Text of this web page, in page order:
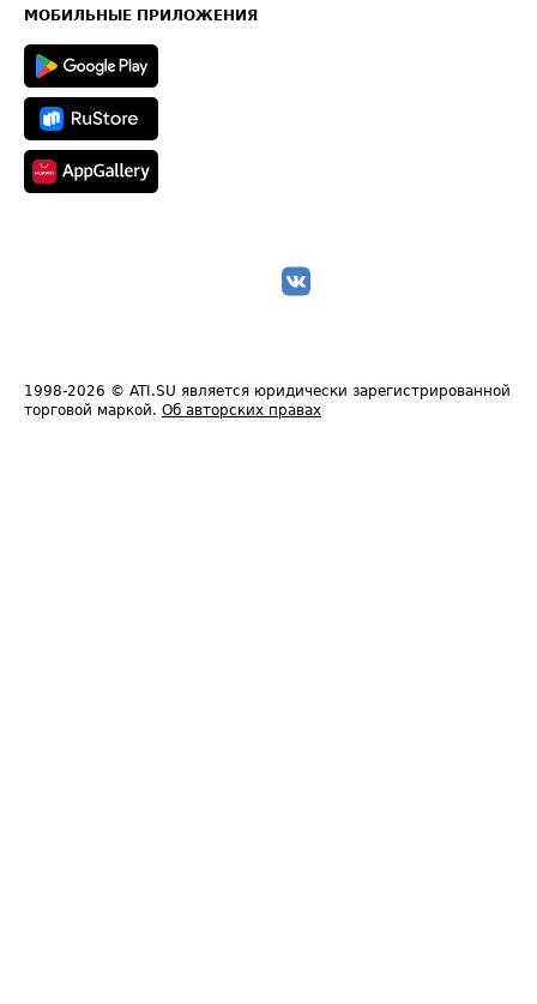
Техническая информация
МОБИЛЬНЫЕ ПРИЛОЖЕНИЯ
1998-2026 © ATI.SU является юридически зарегистрированной
торговой маркой. Об авторских правах